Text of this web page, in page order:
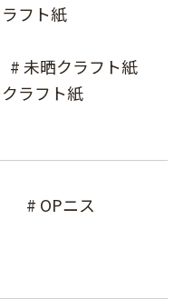
フト紙
# 未晒クラフト紙
ラフト紙
# OPニス